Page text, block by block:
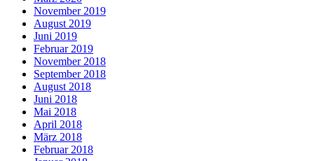
November 2019
August 2019
Juni 2019
Februar 2019
November 2018
September 2018
August 2018
Juni 2018
Mai 2018
April 2018
März 2018
Februar 2018